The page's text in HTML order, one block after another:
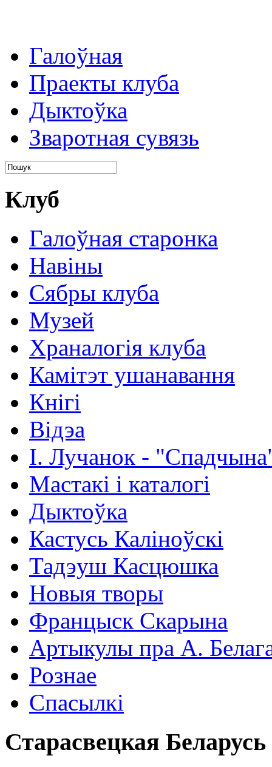
Галоўная
Праекты клуба
Дыктоўка
Зваротная сувязь
Клуб
Галоўная старонка
Навіны
Сябры клуба
Музей
Храналогія клуба
Камітэт ушанавання
Кнігі
Відэа
І. Лучанок -
Мастакі i каталогi
Дыктоўка
Кастусь Каліноўскі
Тадэуш Касцюшка
Новыя творы
Францыск Скарына
Артыкулы пра А.
Рознае
Спасылкі
Старасвецкая Беларусь